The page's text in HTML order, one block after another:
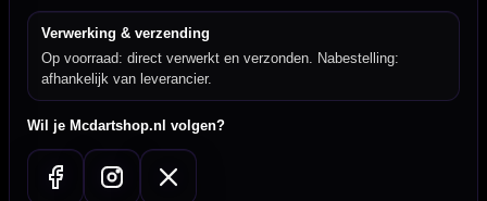
Verwerking & verzending
Op voorraad: direct verwerkt en verzonden. Nabestelling:
afhankelijk van leverancier.
Wil je Mcdartshop.nl volgen?